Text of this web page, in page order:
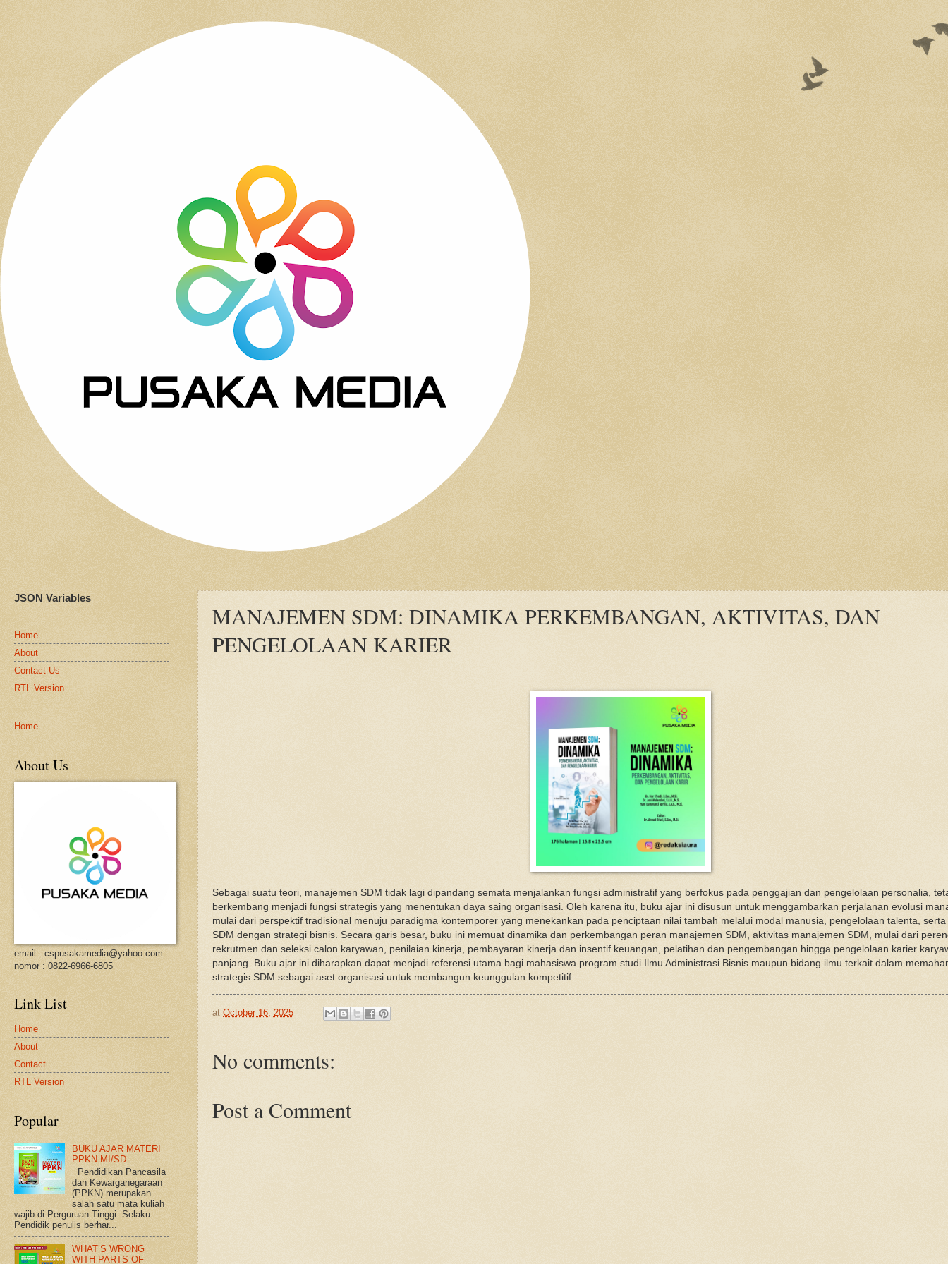
MANAJEMEN SDM: DINAMIKA PERKEMBANGAN, AKTIVITAS, DAN
PENGELOLAAN KARIER
Sebagai suatu teori, manajemen SDM tidak lagi dipandang semata menjalankan fungsi administratif yang berfokus pada penggajian dan pengelolaan personalia,
berkembang menjadi fungsi strategis yang menentukan daya saing organisasi. Oleh karena itu, buku ajar ini disusun untuk menggambarkan perjalanan evolusi
mulai dari perspektif tradisional menuju paradigma kontemporer yang menekankan pada penciptaan nilai tambah melalui modal manusia, pengelolaan talenta,
SDM dengan strategi bisnis. Secara garis besar, buku ini memuat dinamika dan perkembangan peran manajemen SDM, aktivitas manajemen SDM, mulai dari
rekrutmen dan seleksi calon karyawan, penilaian kinerja, pembayaran kinerja dan insentif keuangan, pelatihan dan pengembangan hingga pengelolaan karier
panjang. Buku ajar ini diharapkan dapat menjadi referensi utama bagi mahasiswa program studi Ilmu Administrasi Bisnis maupun bidang ilmu terkait dalam
strategis SDM sebagai aset organisasi untuk membangun keunggulan kompetitif.
at October 16, 2025
No comments:
Post a Comment
JSON Variables
Home
About
Contact Us
RTL Version
Home
About Us
email : cspusakamedia@yahoo.com
nomor : 0822-6966-6805
Link List
Home
About
Contact
RTL Version
Popular
BUKU AJAR MATERI
PPKN MI/SD
Pendidikan Pancasila
dan Kewarganegaraan
(PPKN) merupakan
salah satu mata kuliah
wajib di Perguruan Tinggi. Selaku
Pendidik penulis berhar...
WHAT’S WRONG
WITH PARTS OF